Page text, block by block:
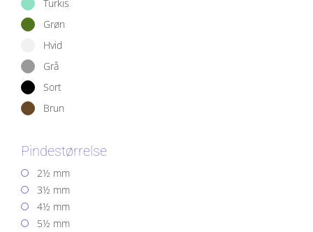
Turkis
Grøn
Hvid
Grå
Sort
Brun
Pindestørrelse
2½ mm
3½ mm
4½ mm
5½ mm